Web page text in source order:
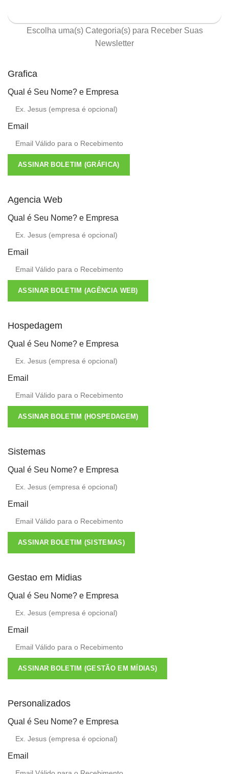
Escolha uma(s) Categoria(s) para Receber Suas
Newsletter
Grafica
Qual é Seu Nome? e Empresa
Email
ASSINAR BOLETIM (GRÁFICA)
Agencia Web
Qual é Seu Nome? e Empresa
Email
ASSINAR BOLETIM (AGÊNCIA WEB)
Hospedagem
Qual é Seu Nome? e Empresa
Email
ASSINAR BOLETIM (HOSPEDAGEM)
Sistemas
Qual é Seu Nome? e Empresa
Email
ASSINAR BOLETIM (SISTEMAS)
Gestao em Midias
Qual é Seu Nome? e Empresa
Email
ASSINAR BOLETIM (GESTÃO EM MÍDIAS)
Personalizados
Qual é Seu Nome? e Empresa
Email